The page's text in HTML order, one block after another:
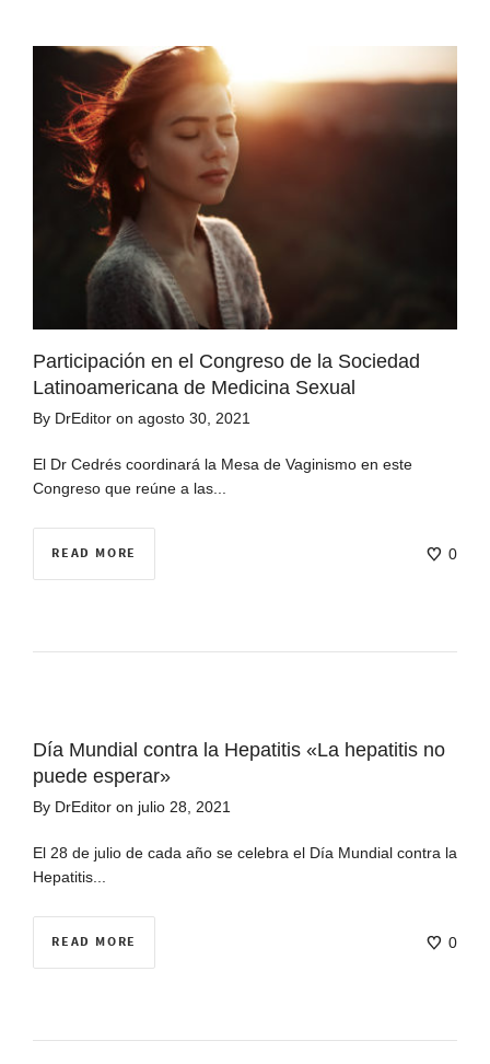
Participación en el Congreso de la Sociedad
Latinoamericana de Medicina Sexual
By DrEditor on agosto 30, 2021
El Dr Cedrés coordinará la Mesa de Vaginismo en este
Congreso que reúne a las...
READ MORE 0
Día Mundial contra la Hepatitis «La hepatitis no
puede esperar»
By DrEditor on julio 28, 2021
El 28 de julio de cada año se celebra el Día Mundial contra la
Hepatitis...
READ MORE 0